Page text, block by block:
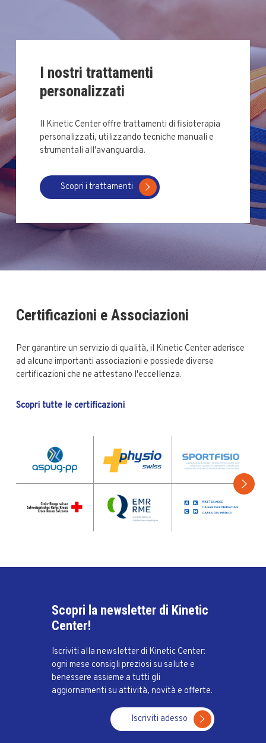
I nostri trattamenti
personalizzati
Il Kinetic Center offre trattamenti di fisioterapia
personalizzati, utilizzando tecniche manuali e
strumentali all'avanguardia.
Scopri i trattamenti
Certificazioni e Associazioni
Per garantire un servizio di qualità, il Kinetic Center aderisce
ad alcune importanti associazioni e possiede diverse
certificazioni che ne attestano l'eccellenza.
Scopri tutte le certificazioni
Scopri la newsletter di Kinetic
Center!
Iscriviti alla newsletter di Kinetic Center:
ogni mese consigli preziosi su salute e
benessere assieme a tutti gli
aggiornamenti su attività, novità e offerte.
Iscriviti adesso